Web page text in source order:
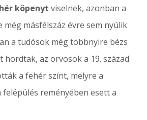
köpenyt viselnek, azonban a
még másfélszáz évre sem nyúlik
a tudósok még többnyire bézs
hordtak, az orvosok a 19. század
a fehér színt, melyre a
felépülés reményében esett a